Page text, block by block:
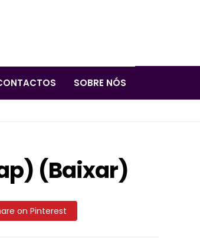
SOBRE NÓS
(Baixar)
on Pinterest